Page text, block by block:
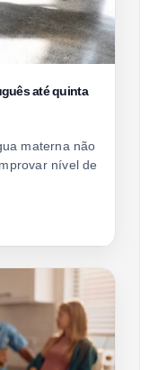
até quinta
materna não
nível de